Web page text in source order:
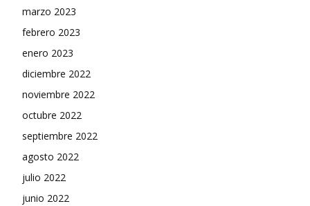
marzo 2023
febrero 2023
enero 2023
diciembre 2022
noviembre 2022
octubre 2022
septiembre 2022
agosto 2022
julio 2022
junio 2022